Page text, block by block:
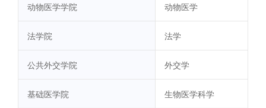
动物医学学院 动物医学
法学院 法学
公共外交学院 外交学
基础医学院 生物医学科学